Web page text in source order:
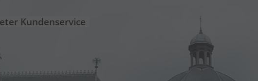
Kundenservice